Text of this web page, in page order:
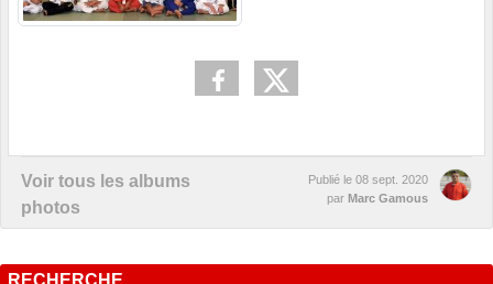
Voir tous les albums
photos
Publié le 08 sept. 2020
par Marc Gamous
RECHERCHE